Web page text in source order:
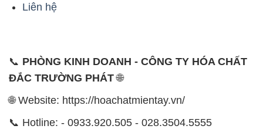
Liên hệ
📞 PHÒNG KINH DOANH - CÔNG TY HÓA CHẤT
ĐẮC TRƯỜNG PHÁT🌐
🌐 Website: https://hoachatmientay.vn/
📞 Hotline: - 0933.920.505 - 028.3504.5555